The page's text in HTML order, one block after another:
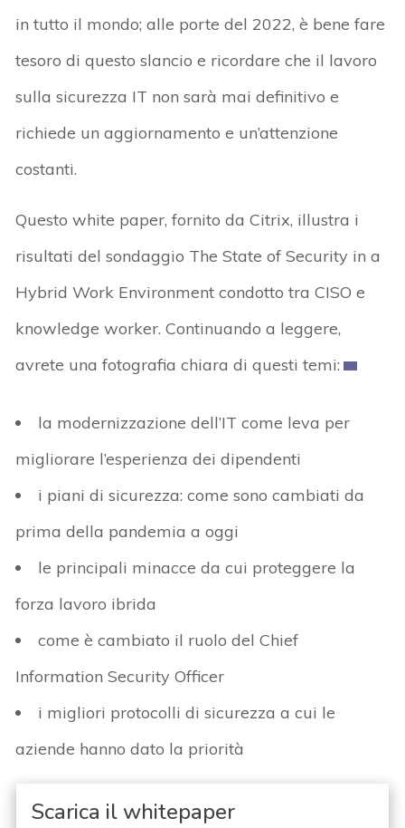
in tutto il mondo; alle porte del 2022, è bene fare
tesoro di questo slancio e ricordare che il lavoro
sulla sicurezza IT non sarà mai definitivo e
richiede un aggiornamento e un’attenzione
costanti.
Questo white paper, fornito da Citrix, illustra i
risultati del sondaggio The State of Security in a
Hybrid Work Environment condotto tra CISO e
knowledge worker. Continuando a leggere,
avrete una fotografia chiara di questi temi:
la modernizzazione dell’IT come leva per
migliorare l’esperienza dei dipendenti
i piani di sicurezza: come sono cambiati da
prima della pandemia a oggi
le principali minacce da cui proteggere la
forza lavoro ibrida
come è cambiato il ruolo del Chief
Information Security Officer
i migliori protocolli di sicurezza a cui le
aziende hanno dato la priorità
Scarica il whitepaper